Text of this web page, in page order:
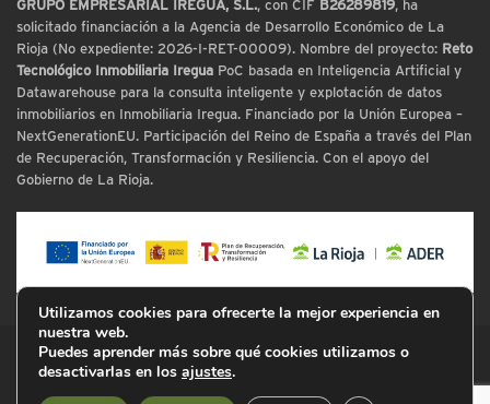
solicitado financiación a la Agencia de Desarrollo Económico de La
Rioja (No expediente: 2026-I-RET-00009). Nombre del proyecto: Reto
Tecnológico Inmobiliaria Iregua PoC basada en Inteligencia Artificial y
Datawarehouse para la consulta inteligente y explotación de datos
inmobiliarios en Inmobiliaria Iregua. Financiado por la Unión Europea –
NextGenerationEU. Participación del Reino de España a través del Plan
de Recuperación, Transformación y Resiliencia. Con el apoyo del
Gobierno de La Rioja.
© Inmobiliaria Iregua
Utilizamos cookies para ofrecerte la mejor experiencia en
nuestra web.
Puedes aprender más sobre qué cookies utilizamos o
desactivarlas en los ajustes.